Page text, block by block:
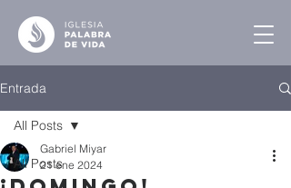
Entrada
All Posts
All Posts
Gabriel Miyar
21 ene 2024